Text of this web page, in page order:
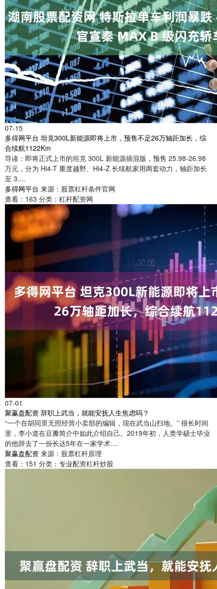
07-15
多得网平台 坦克300L新能源即将上市，预售不足26万轴距加长，综
合续航1122Km
导读：即将正式上市的坦克 300L 新能源插混版，预售 25.98-26.98
万元，分为 Hi4-T 重度越野、Hi4-Z 长续航家用两套动力，轴距加长
至 3....
多得网平台 来源：股票杠杆条件官网
查看： 163 分类： 杠杆配资网
07-01
聚赢盘配资 辞职上武当，就能安抚人生焦虑吗？
“一个在胡同里无照经营小卖部的编辑，现在武当山扫地。” 很长时间
里，李小道在豆瓣简介中如此介绍自己。2019年初，人类学硕士毕业
的他辞去了一份长达5年在一家学术....
聚赢盘配资 来源：股票杠杆原理
查看： 151 分类： 专业配资杠杆炒股